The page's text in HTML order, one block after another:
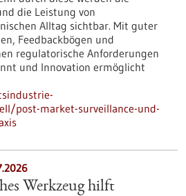
die Leistung von
Alltag sichtbar. Mit guter
Feedbackbögen und
regulatorische Anforderungen
und Innovation ermöglicht
post-market-surveillance-und-
Werkzeug hilft